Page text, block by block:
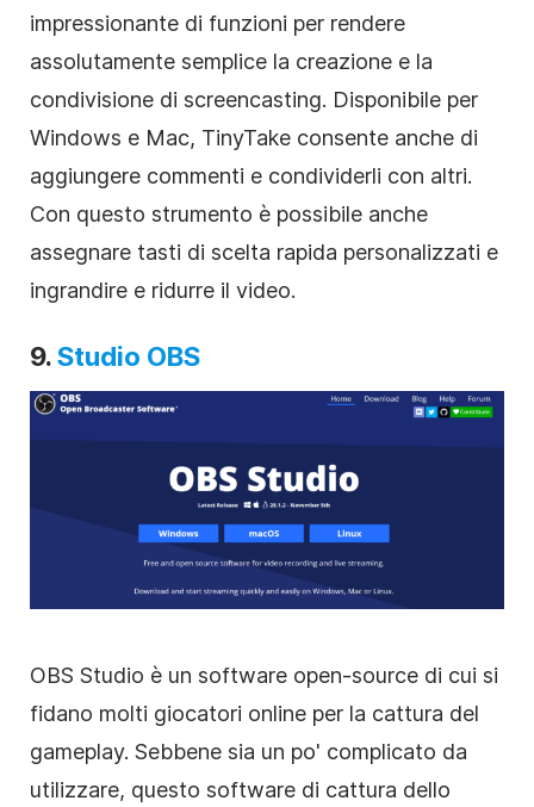
impressionante di funzioni per rendere
assolutamente semplice la creazione e la
condivisione di screencasting. Disponibile per
Windows e Mac, TinyTake consente anche di
aggiungere commenti e condividerli con altri.
Con questo strumento è possibile anche
assegnare tasti di scelta rapida personalizzati e
ingrandire e ridurre il video.
9.Studio OBS
OBS Studio è un software open-source di cui si
fidano molti giocatori online per la cattura del
gameplay. Sebbene sia un po' complicato da
utilizzare, questo software di cattura dello